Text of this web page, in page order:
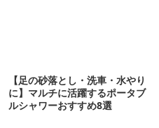
【足の砂落とし・洗車・水やり
に】マルチに活躍するポータブ
ルシャワーおすすめ8選